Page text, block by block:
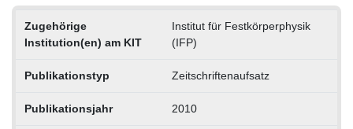
Zugehörige
Institution(en) am KIT
Institut für Festkörperphysik
(IFP)
Publikationstyp Zeitschriftenaufsatz
Publikationsjahr 2010